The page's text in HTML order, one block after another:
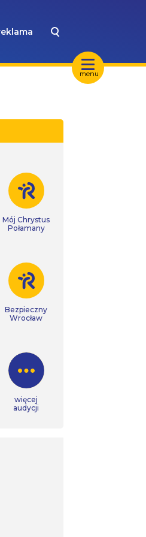
menu
Mój Chrystus
Połamany
Bezpieczny
Wrocław
więcej
audycji